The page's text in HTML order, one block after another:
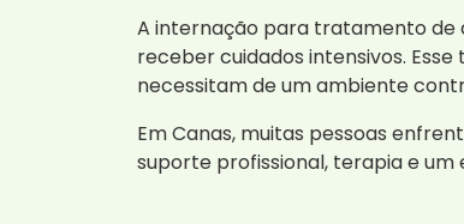
A internação para tratamento de
receber cuidados intensivos.
necessitam de um ambiente
Em Canas, muitas pessoas
suporte profissional, terapia e